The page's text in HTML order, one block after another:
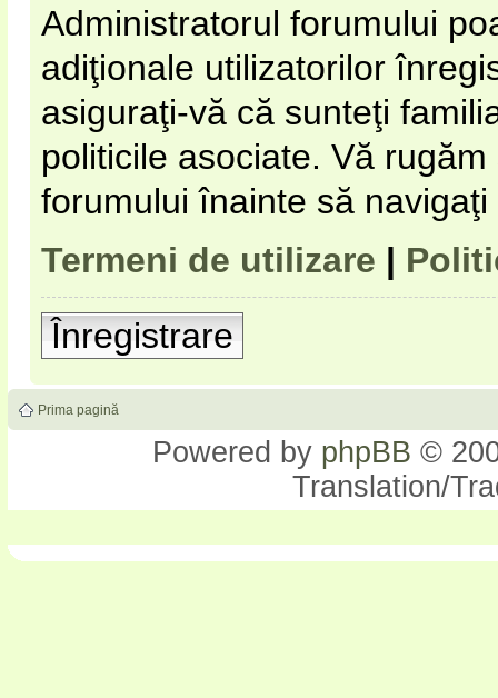
Administratorul forumului
adiţionale utilizatorilor
asiguraţi-vă că sunteţi
politicile asociate. Vă
forumului înainte să
Termeni de utilizare |
Înregistrare
Prima pagină
Powered by phpBB ©
Translation/